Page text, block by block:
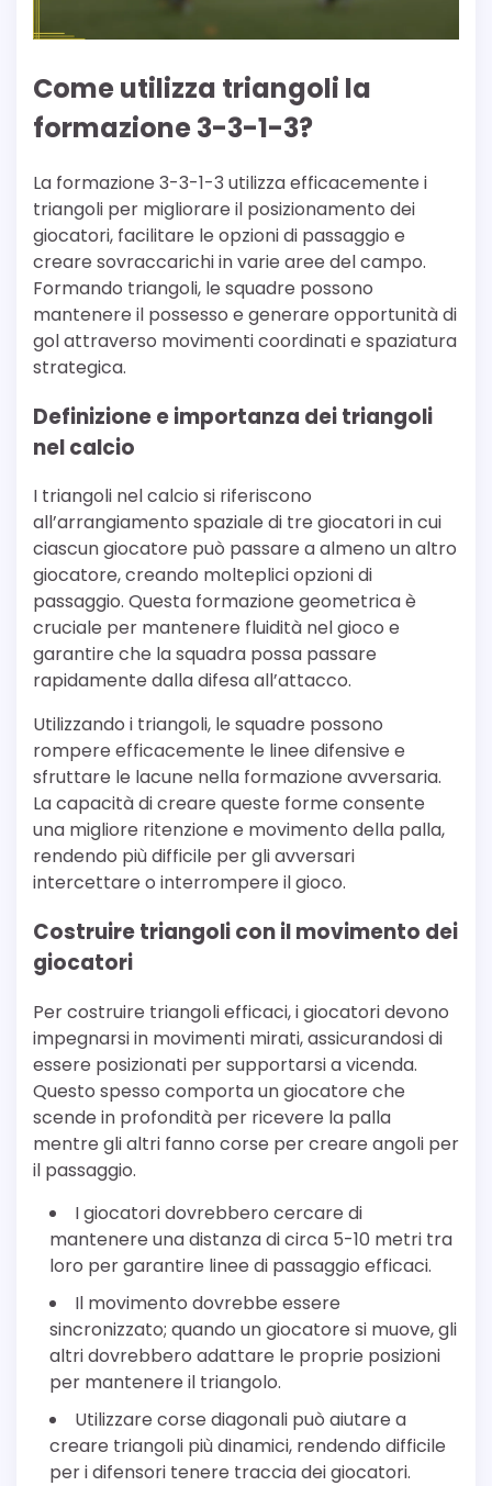
Come utilizza triangoli la
formazione 3-3-1-3?
La formazione 3-3-1-3 utilizza efficacemente i
triangoli per migliorare il posizionamento dei
giocatori, facilitare le opzioni di passaggio e
creare sovraccarichi in varie aree del campo.
Formando triangoli, le squadre possono
mantenere il possesso e generare opportunità di
gol attraverso movimenti coordinati e spaziatura
strategica.
Definizione e importanza dei triangoli
nel calcio
I triangoli nel calcio si riferiscono
all’arrangiamento spaziale di tre giocatori in cui
ciascun giocatore può passare a almeno un altro
giocatore, creando molteplici opzioni di
passaggio. Questa formazione geometrica è
cruciale per mantenere fluidità nel gioco e
garantire che la squadra possa passare
rapidamente dalla difesa all’attacco.
Utilizzando i triangoli, le squadre possono
rompere efficacemente le linee difensive e
sfruttare le lacune nella formazione avversaria.
La capacità di creare queste forme consente
una migliore ritenzione e movimento della palla,
rendendo più difficile per gli avversari
intercettare o interrompere il gioco.
Costruire triangoli con il movimento dei
giocatori
Per costruire triangoli efficaci, i giocatori devono
impegnarsi in movimenti mirati, assicurandosi di
essere posizionati per supportarsi a vicenda.
Questo spesso comporta un giocatore che
scende in profondità per ricevere la palla
mentre gli altri fanno corse per creare angoli per
il passaggio.
I giocatori dovrebbero cercare di
mantenere una distanza di circa 5-10 metri tra
loro per garantire linee di passaggio efficaci.
Il movimento dovrebbe essere
sincronizzato; quando un giocatore si muove, gli
altri dovrebbero adattare le proprie posizioni
per mantenere il triangolo.
Utilizzare corse diagonali può aiutare a
creare triangoli più dinamici, rendendo difficile
per i difensori tenere traccia dei giocatori.